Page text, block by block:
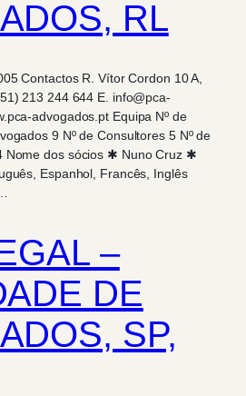
RL
Contactos R. Vítor Cordon 10 A,
213 244 644 E. info@pca-
advogados.pt Equipa Nº de
9 Nº de Consultores 5 Nº de
Nome dos sócios ✱ Nuno Cruz ✱
Espanhol, Francês, Inglês
–
DE
SP,